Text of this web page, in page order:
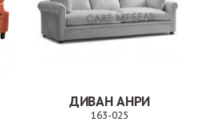
ДИВАН АНРИ
163-025